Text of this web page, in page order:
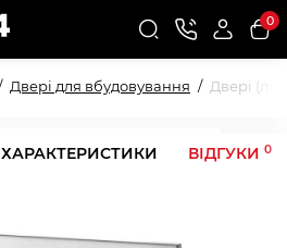
0
Двері для вбудовування Двері
ХАРАКТЕРИСТИКИ ВІДГУКИ 0